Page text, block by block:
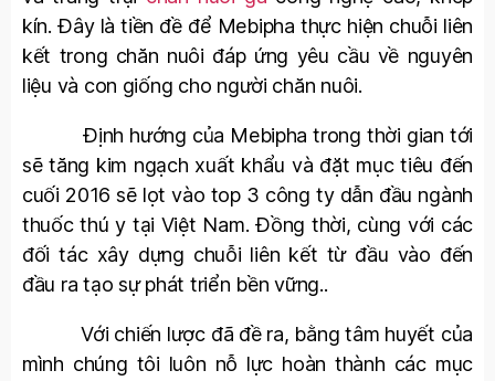
kín. Đây là tiền đề để Mebipha thực hiện chuỗi liên
kết trong chăn nuôi đáp ứng yêu cầu về nguyên
liệu và con giống cho người chăn nuôi.
Định hướng của Mebipha trong thời gian tới
sẽ tăng kim ngạch xuất khẩu và đặt mục tiêu đến
cuối 2016 sẽ lọt vào top 3 công ty dẫn đầu ngành
thuốc thú y tại Việt Nam. Đồng thời, cùng với các
đối tác xây dựng chuỗi liên kết từ đầu vào đến
đầu ra tạo sự phát triển bền vững..
Với chiến lược đã đề ra, bằng tâm huyết của
mình chúng tôi luôn nỗ lực hoàn thành các mục